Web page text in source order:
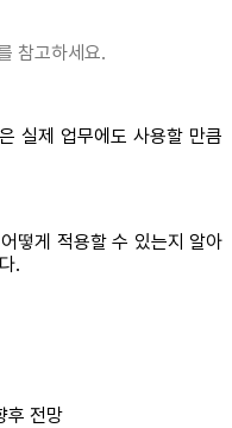
참고하세요.
실제 업무에도 사용할 만큼
떻게 적용할 수 있는지 알아
.
후 전망